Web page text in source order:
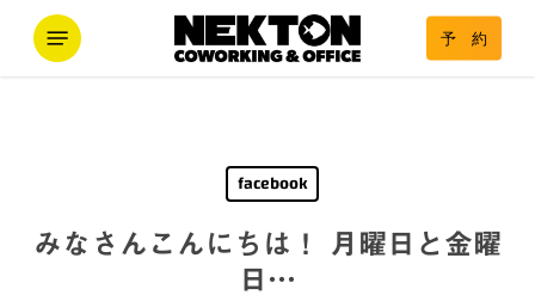
予 約
Menu
facebook
みなさんこんにちは！ 月曜日と金曜
日…